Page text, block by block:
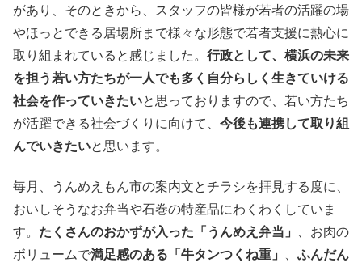
があり、そのときから、スタッフの皆様が若者の活躍の場
やほっとできる居場所まで様々な形態で若者支援に熱心に
取り組まれていると感じました。 行政として、横浜の未来
を担う若い方たちが一人でも多く自分らしく生きていける
社会を作っていきたいと思っておりますので、若い方たち
が活躍できる社会づくりに向けて、 今後も連携して取り組
んでいきたいと思います。
毎月、うんめえもん市の案内文とチラシを拝見する度に、
おいしそうなお弁当や石巻の特産品にわくわくしていま
す。 たくさんのおかずが入った「うんめえ弁当」
、お肉の
ボリュームで満足感のある「牛タンつくね重」 ふんだん